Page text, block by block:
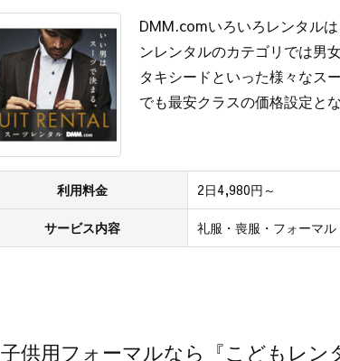
DMM.comいろいろレンタル
ンレンタルのカテゴリでは男
タキシードといった様々なス
でも最安クラスの価格設定と
利用料金 2日4,980円～
サービス内容 礼服・喪服・フォーマ
子供用フォーマルなら『こどもレン